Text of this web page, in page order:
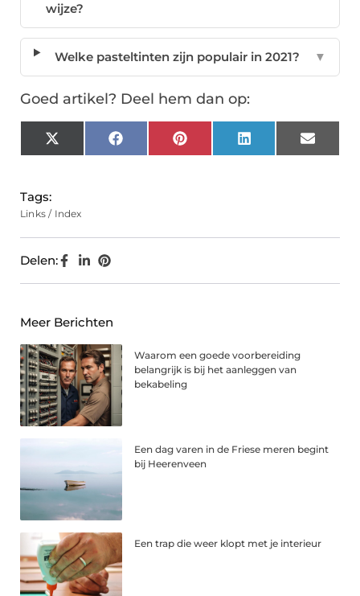
wijze?
Welke pasteltinten zijn populair in 2021? ▼
Goed artikel? Deel hem dan op:
X
(Twitter)
FacebookPinterest LinkedIn Email
Tags:
Links / Index
Delen:
Meer Berichten
Waarom een goede voorbereiding
belangrijk is bij het aanleggen van
bekabeling
Een dag varen in de Friese meren begint
bij Heerenveen
Een trap die weer klopt met je interieur